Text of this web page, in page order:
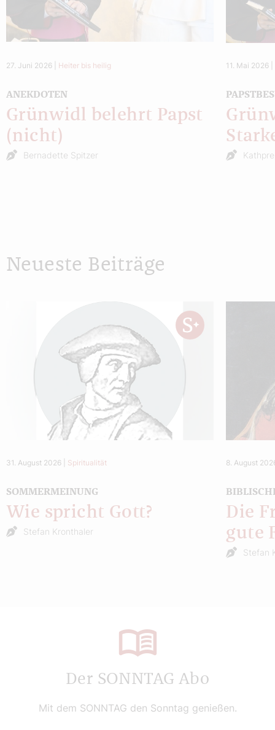
27. Juni 2026 Heiter bis heilig
ANEKDOTEN
Grünwidl belehrt Papst
(nicht)
Bernadette Spitzer
11. Mai 2026
Neueste Beiträge
31. August 2026 Spiritualität
SOMMERMEINUNG
Wie spricht Gott?
Stefan Kronthaler
8. August
Die
gute
Stefan
Der SONNTAG Abo
Mit dem SONNTAG den Sonntag genießen.